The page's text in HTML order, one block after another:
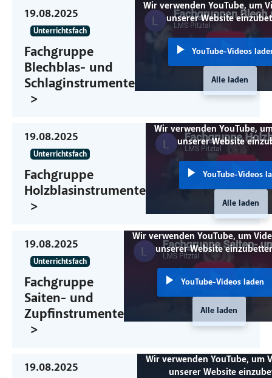
19.08.2025
Unterrichtsfach
Fachgruppe
Blechblas- und
Schlaginstrumente
Wir verwenden YouTube, um
unserer Website
YouTube-Videos
Alle laden
19.08.2025
Unterrichtsfach
Fachgruppe
Holzblasinstrumente
Wir verwenden YouTube,
unserer Website
YouTube-Videos
Alle laden
19.08.2025
Unterrichtsfach
Fachgruppe
Saiten- und
Zupfinstrumente
Wir verwenden YouTube, um
unserer Website
YouTube-Videos laden
Alle laden
19.08.2025
Wir verwenden YouTube, um
unserer Website